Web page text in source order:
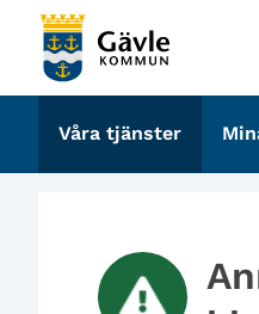
Välkommen
tjänster
Gävle
kommun
Våra tjänster